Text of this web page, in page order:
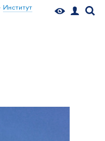
Институт